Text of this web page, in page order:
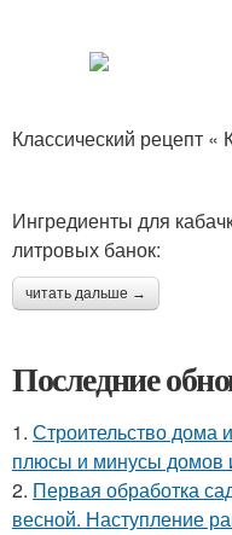
Классический рецепт «
Ингредиенты для
литровых банок:
читать дальше →
Последние
1. Строительство дома
плюсы и минусы домов
2. Первая обработка
весной. Наступление